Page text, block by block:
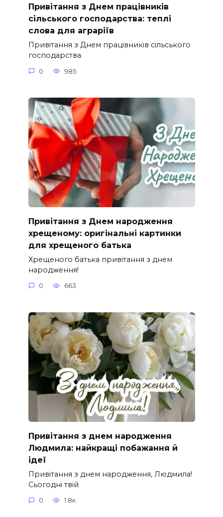
Привітання з Днем працівників
сільського господарства: теплі
слова для аграріїв
Привітання з Днем працівників сільського
господарства
0 985
Привітання з Днем народження
хрещеному: оригінальні картинки
для хрещеного батька
Хрещеного батька привітання з днем
народження!
0 663
Привітання з днем народження
Людмила: найкращі побажання й
ідеї
Привітання з днем народження, Людмила!
Сьогодні твій
0 1.8к.